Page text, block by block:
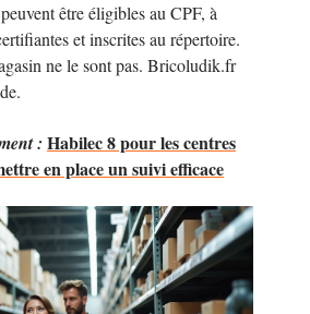
être éligibles au CPF, à
et inscrites au répertoire.
ne le sont pas. Bricoludik.fr
: Habilec 8 pour les centres
en place un suivi efficace